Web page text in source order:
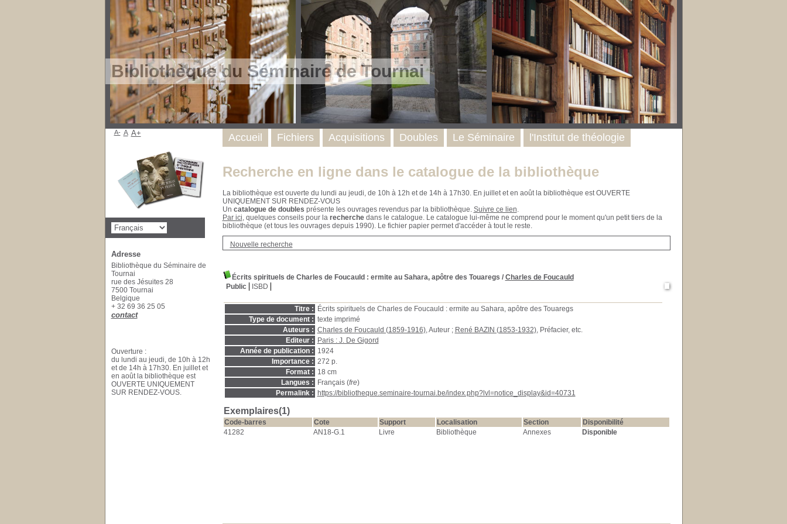
Bibliothèque du Séminaire de Tournai
Recherche en ligne dans le catalogue de la bibliothèque
La bibliothèque est ouverte du lundi au jeudi, de 10h à 12h et de 14h à 17h30. En juillet et en août la bibliothèque est OUVERTE
UNIQUEMENT SUR RENDEZ-VOUS
Un catalogue de doubles présente les ouvrages revendus par la bibliothèque. Suivre ce lien.
Par ici, quelques conseils pour la recherchedans le catalogue. Le catalogue lui-même ne comprend pour le moment qu'un petit tiers de la
bibliothèque (et tous les ouvrages depuis 1990). Le fichier papier permet d'accéder à tout le reste.
Nouvelle recherche
Écrits spirituels de Charles de Foucauld : ermite au Sahara, apôtre des Touaregs / Charles de Foucauld
Public
ISBD
Titre :
Écrits spirituels de Charles de Foucauld : ermite au Sahara, apôtre des Touaregs
Type de document : texte imprimé
Auteurs : Charles de Foucauld (1859-1916), Auteur ; René BAZIN (1853-1932), Préfacier, etc.
Editeur :
Paris : J. De Gigord
Année de publication : 1924
Importance : 272 p.
Format : 18 cm
Langues :
Français (fre)
Permalink :
https://bibliotheque.seminaire-tournai.be/index.php?lvl=notice_display&id=40731
Exemplaires(1)
Code-barres Cote Support Localisation Section
Disponibilité
41282
AN18-G.1 Livre Bibliothèque Annexes Disponible
Accueil Fichiers Acquisitions Doubles Le Séminaire l'Institut de théologie
A- A A+
Adresse
Bibliothèque du Séminaire de
Tournai
rue des Jésuites 28
7500 Tournai
Belgique
+ 32 69 36 25 05
contact
Ouverture :
du lundi au jeudi, de 10h à 12h
et de 14h à 17h30. En juillet et
en août la bibliothèque est
OUVERTE UNIQUEMENT
SUR RENDEZ-VOUS.